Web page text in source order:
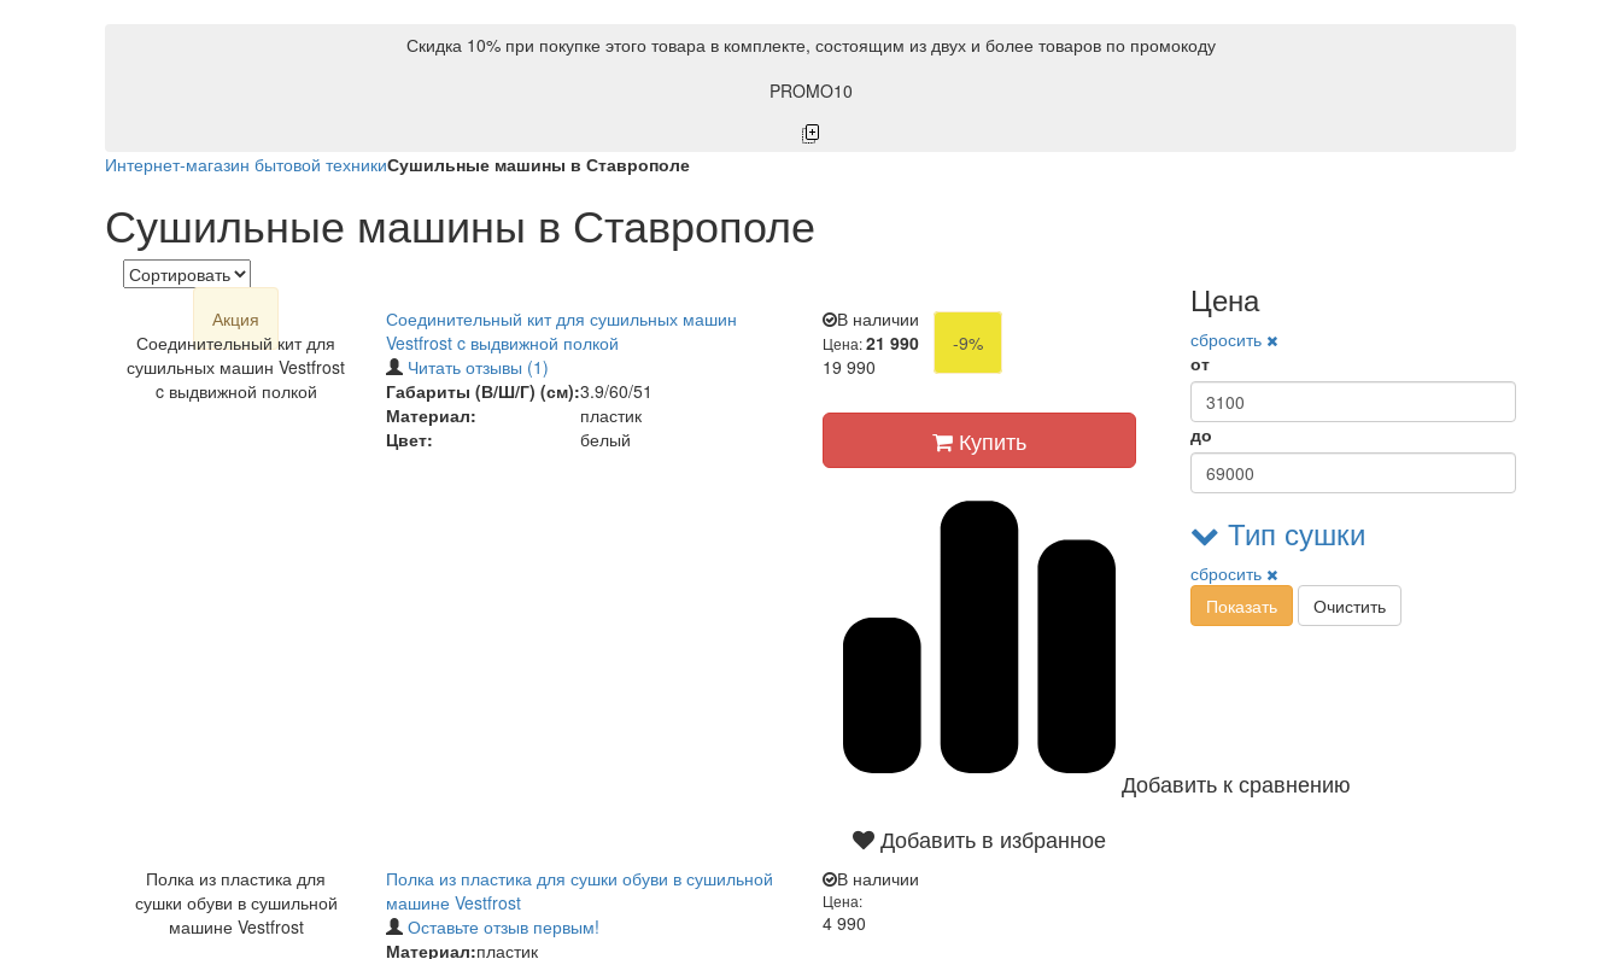
Скидка 10% при покупке этого товара в комплекте, состоящим из двух и более товаров по промокоду
PROMO10
Интернет-магазин бытовой техникиСушильные машины в Ставрополе
Сушильные машины в Ставрополе
Акция
Соединительный кит для
сушильных машин Vestfrost
c выдвижной полкой
Соединительный кит для сушильных машин
Vestfrost c выдвижной полкой
Читать отзывы (1)
Габариты (В/Ш/Г) (см):3.9/60/51
Материал:
пластик
Цвет:
белый
В наличии
Цена:21 990
-9%
19 990
Купить
Добавить к сравнению
Добавить в избранное
Полка из пластика для
сушки обуви в сушильной
машине Vestfrost
Полка из пластика для сушки обуви в сушильной
машине Vestfrost
Оставьте отзыв первым!
Материал:пластик
В наличии
Цена:
4 990
Цена
сбросить
от
до
Тип сушки
сбросить
Показать
Очистить